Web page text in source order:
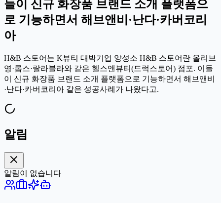
들이 신규 화장품 브랜드 소개 플랫폼으
로 기능하면서 해브앤비·난다·카버코리
아
H&B 스토어는 K뷰티 대박기업 양성소 H&B 스토어란 올리브
영·롭스·랄라블라와 같은 헬스앤뷰티(드럭스토어) 점포. 이들
이 신규 화장품 브랜드 소개 플랫폼으로 기능하면서 해브앤비
·난다·카버코리아 같은 성공사례가 나왔다고.
알림
알림이 없습니다